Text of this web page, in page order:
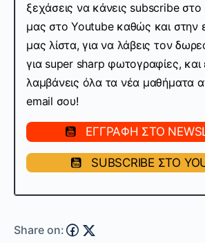
ξεχάσεις να κάνεις subscribe
μας στο Youtube καθώς και στην
μας λίστα, για να λάβεις τον
για super sharp φωτογραφίες, και
λαμβάνεις όλα τα νέα μαθήματα
email σου!
ΕΓΓΡΑΦΗ ΣΤΟ
SUBSCRIBE ΣΤΟ
Share on: